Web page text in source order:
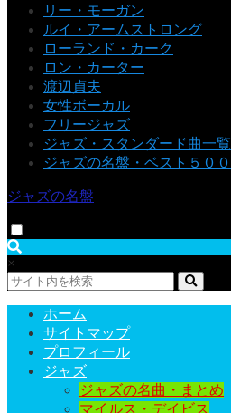
リー・モーガン
ルイ・アームストロング
ローランド・カーク
ロン・カーター
渡辺貞夫
女性ボーカル
フリージャズ
ジャズ・スタンダード曲一覧
ジャズの名盤・ベスト５００
ジャズの名盤
×
ホーム
サイトマップ
プロフィール
ジャズ
ジャズの名曲・まとめ
マイルス・デイビス